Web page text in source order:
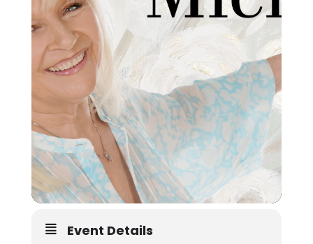
Event Details